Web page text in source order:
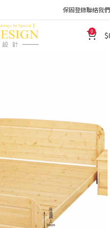
保固登錄聯絡我們
0